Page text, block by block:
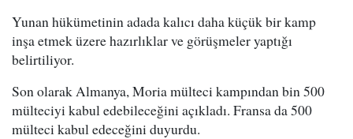
Yunan hükümetinin adada kalıcı daha küçük bir kamp
inşa etmek üzere hazırlıklar ve görüşmeler yaptığı
belirtiliyor.
Son olarak Almanya, Moria mülteci kampından bin 500
mülteciyi kabul edebileceğini açıkladı. Fransa da 500
mülteci kabul edeceğini duyurdu.